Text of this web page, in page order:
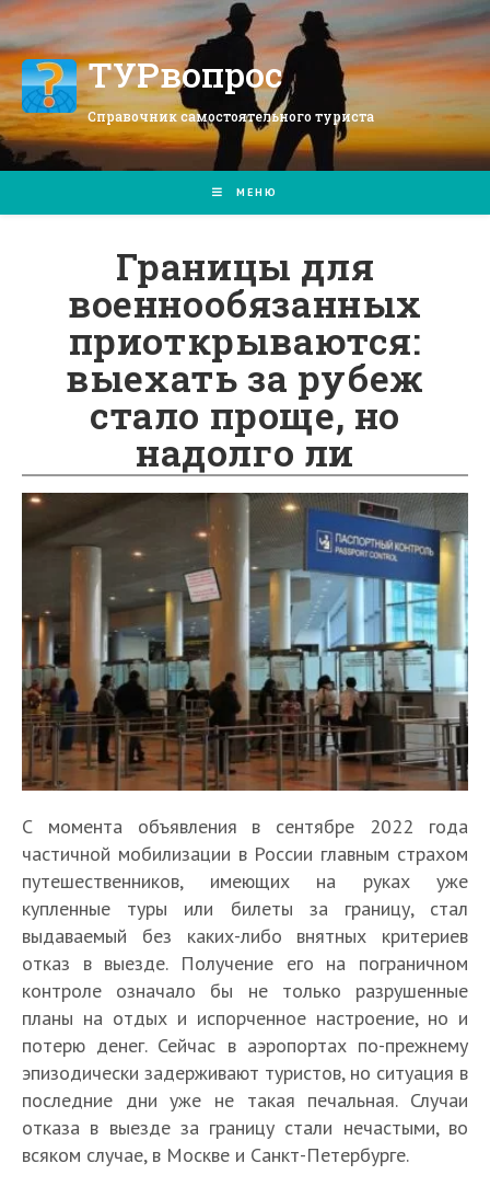
Перейти
к
содержимомуТУРвопрос
Справочник самостоятельного туриста
МЕНЮ
Границы для
военнообязанных
приоткрываются:
выехать за рубеж
стало проще, но
надолго ли
С момента объявления в сентябре 2022 года
частичной мобилизации в России главным страхом
путешественников, имеющих на руках уже
купленные туры или билеты за границу, стал
выдаваемый без каких-либо внятных критериев
отказ в выезде. Получение его на пограничном
контроле означало бы не только разрушенные
планы на отдых и испорченное настроение, но и
потерю денег. Сейчас в аэропортах по-прежнему
эпизодически задерживают туристов, но ситуация в
последние дни уже не такая печальная. Случаи
отказа в выезде за границу стали нечастыми, во
всяком случае, в Москве и Санкт-Петербурге.